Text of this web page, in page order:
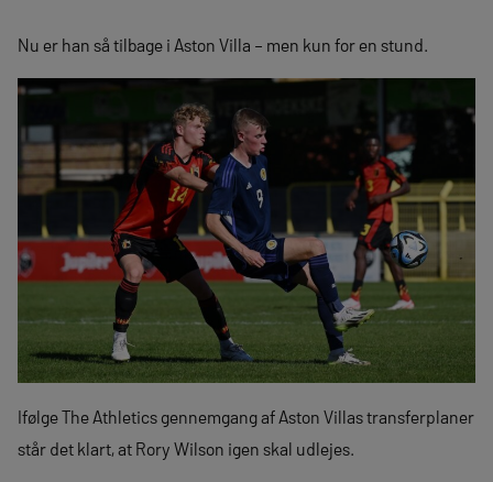
Nu er han så tilbage i Aston Villa – men kun for en stund.
Ifølge The Athletics gennemgang af Aston Villas transferplaner
står det klart, at Rory Wilson igen skal udlejes.